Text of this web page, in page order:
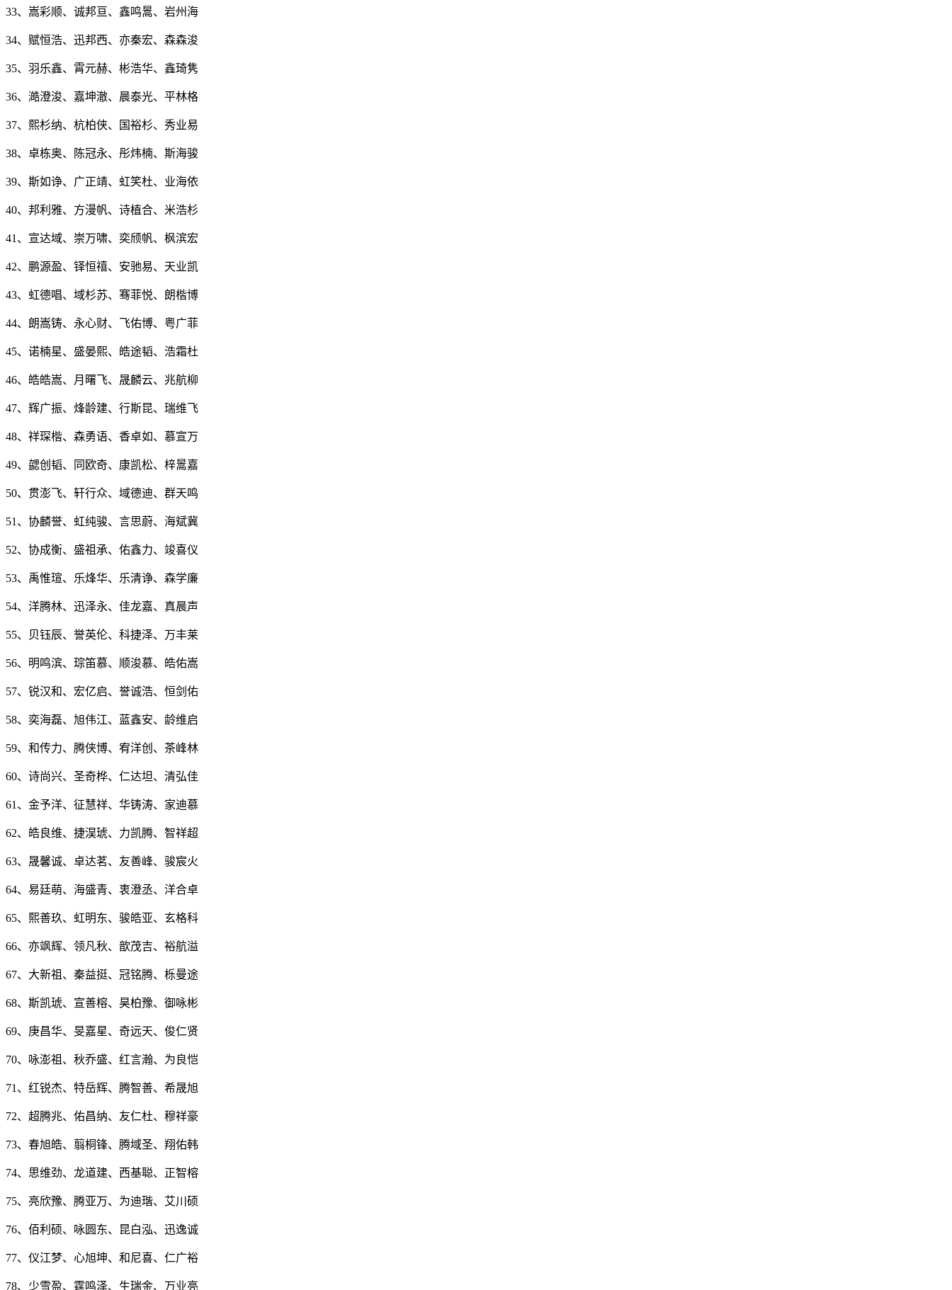
33、嵩彩顺、诚邦亘、鑫鸣暠、岩州海
34、赋恒浩、迅邦西、亦秦宏、森森浚
35、羽乐鑫、霄元赫、彬浩华、鑫琦隽
36、澔澄浚、嘉坤澈、晨泰光、平林格
37、熙杉纳、杭柏侠、国裕杉、秀业易
38、卓栋奥、陈冠永、彤炜楠、斯海骏
39、斯如诤、广正靖、虹笑杜、业海依
40、邦利雅、方漫帆、诗植合、米浩杉
41、宣达域、崇万啸、奕颀帆、枫滨宏
42、鹏源盈、铎恒禧、安驰易、天业凯
43、虹德唱、域杉苏、骞菲悦、朗楷博
44、朗嵩铸、永心财、飞佑博、粤广菲
45、诺楠星、盛晏熙、皓途韬、浩霜杜
46、皓皓嵩、月曙飞、晟麟云、兆航柳
47、辉广振、烽龄建、行斯昆、瑞维飞
48、祥琛楷、森勇语、香卓如、慕宣万
49、勰创韬、同欧奇、康凯松、梓暠嘉
50、贯澎飞、轩行众、域德迪、群天鸣
51、协麟誉、虹纯骏、言思蔚、海斌冀
52、协成衡、盛祖承、佑鑫力、竣喜仪
53、禹惟瑄、乐烽华、乐清诤、森学廉
54、洋腾林、迅泽永、佳龙嘉、真晨声
55、贝钰辰、誉英伦、科捷泽、万丰莱
56、明鸣滨、琮笛慕、顺浚慕、皓佑嵩
57、锐汉和、宏亿启、誉诚浩、恒剑佑
58、奕海磊、旭伟江、蓝鑫安、龄维启
59、和传力、腾侠博、宥洋创、茶峰林
60、诗尚兴、圣奇桦、仁达坦、清弘佳
61、金予洋、征慧祥、华铸涛、家迪慕
62、皓良维、捷淏琥、力凯腾、智祥超
63、晟馨诚、卓达茗、友善峰、骏宸火
64、易廷萌、海盛青、衷澄丞、洋合卓
65、熙善玖、虹明东、骏皓亚、玄格科
66、亦飒辉、领凡秋、歆茂吉、裕航溢
67、大新祖、秦益挺、冠铭腾、栎曼途
68、斯凯琥、宣善榕、昊柏豫、御咏彬
69、庚昌华、旻嘉星、奇远天、俊仁贤
70、咏澎祖、秋乔盛、红言瀚、为良恺
71、红锐杰、特岳辉、腾智善、希晟旭
72、超腾兆、佑昌纳、友仁杜、穆祥豪
73、春旭皓、翦桐锋、腾域圣、翔佑韩
74、思维劲、龙道建、西基聪、正智榕
75、亮欣豫、腾亚万、为迪瑎、艾川硕
76、佰利硕、咏圆东、昆白泓、迅逸诚
77、仪江梦、心旭坤、和尼喜、仁广裕
78、少雪盈、霆鸣泽、生瑞金、万业亮